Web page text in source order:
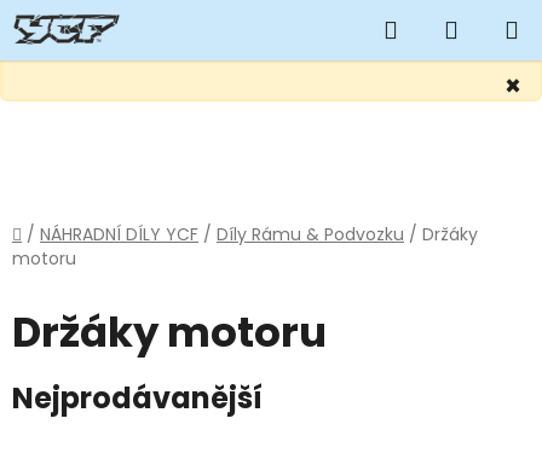
×
Hledat
KOŠÍK
Domů
/ NÁHRADNÍ DÍLY YCF / Díly Rámu & Podvozku / Držáky
motoru
Držáky motoru
Nejprodávanější